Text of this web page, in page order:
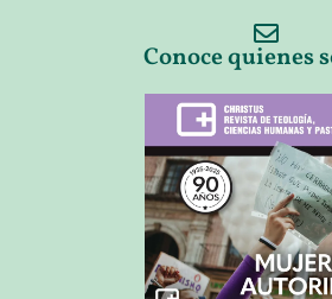
Conoce quienes